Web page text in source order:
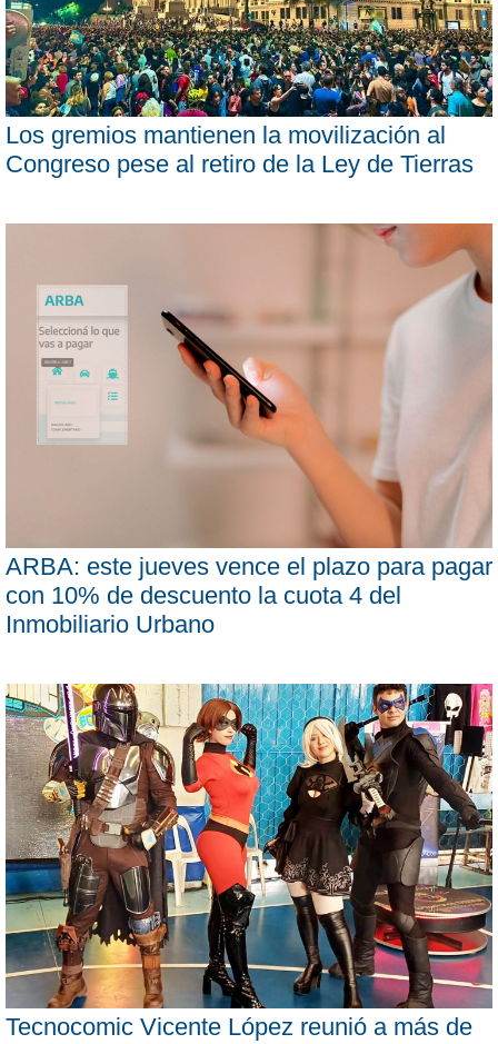
Los gremios mantienen la movilización al
Congreso pese al retiro de la Ley de Tierras
ARBA: este jueves vence el plazo para pagar
con 10% de descuento la cuota 4 del
Inmobiliario Urbano
Tecnocomic Vicente López reunió a más de